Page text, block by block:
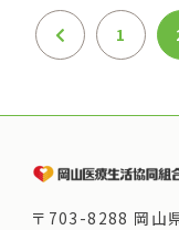
1
〒703-8288 岡山